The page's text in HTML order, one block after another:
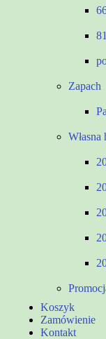
Zapach
Własna
Koszyk
Zamówienie
Kontakt